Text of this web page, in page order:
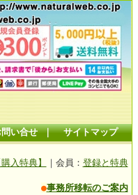
い合せ｜ サイトマップ
入特典】 ｜会員： 登録と特典
●事務所移転のご案内